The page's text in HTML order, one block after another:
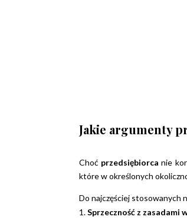
Jakie argumenty
Choć przedsiębiorca nie
które w określonych
Do najczęściej stosowanych
Sprzeczność z zasadami